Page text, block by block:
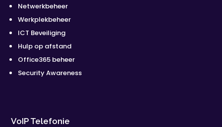
Netwerkbeheer
Werkplekbeheer
ICT Beveiliging
Hulp op afstand
Office365 beheer
Security Awareness
VoIP Telefonie